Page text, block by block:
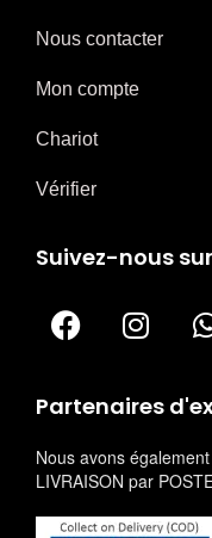
Nous contacter
Mon compte
Chariot
Vérifier
Suivez-nous sur
Partenaires
Nous avons
LIVRAISON par